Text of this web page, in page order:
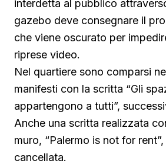
interdetta al pubblico
gazebo deve consegnare il
che viene oscurato per
riprese video.
Nel quartiere sono comparsi
manifesti con la scritta “Gli
appartengono a tutti”,
Anche una scritta realizzata
muro, “Palermo is not for
cancellata.